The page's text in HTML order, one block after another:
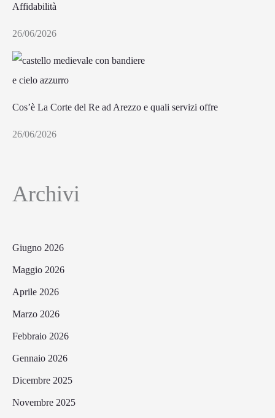
Affidabilità
26/06/2026
Cos’è La Corte del Re ad Arezzo e quali servizi offre
26/06/2026
Archivi
Giugno 2026
Maggio 2026
Aprile 2026
Marzo 2026
Febbraio 2026
Gennaio 2026
Dicembre 2025
Novembre 2025